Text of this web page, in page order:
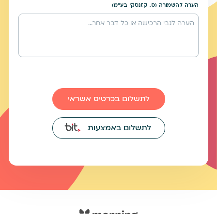
הערה להשמורה (ס. קזנסקי בע"מ)
לתשלום בכרטיס אשראי
לתשלום באמצעות